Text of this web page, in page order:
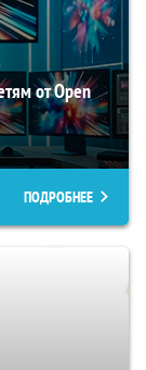
от Open
ПОДРОБНЕЕ